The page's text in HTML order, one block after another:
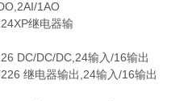
1AO
继电器输
DC/DC/DC,24输入/16输出
继电器输出,24输入/16输出